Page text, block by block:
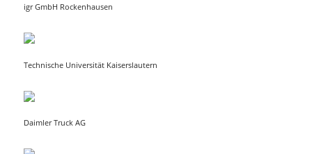
igr GmbH Rockenhausen
Technische Universität Kaiserslautern
Daimler Truck AG